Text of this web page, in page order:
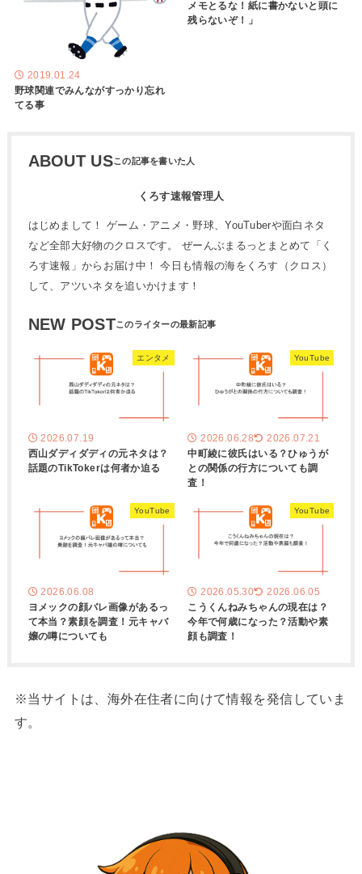
2019.01.24
野球関連でみんながすっかり忘れ
てる事
メモとるな！紙に書かないと頭に
残らないぞ！」
ABOUT US
くろす速報管理人
はじめまして！ ゲーム・アニメ・野球、YouTuberや面白ネタ
など全部大好物のクロスです。 ぜーんぶまるっとまとめて「く
ろす速報」からお届け中！ 今日も情報の海をくろす（クロス）
して、アツいネタを追いかけます！
NEW POST
エンタメ
2026.07.19
西山ダディダディの元ネタは？
話題のTikTokerは何者か迫る
YouTube
2026.06.28 2026.07.21
中町綾に彼氏はいる？ひゅうが
との関係の行方についても調
査！
YouTube
2026.06.08
ヨメックの顔バレ画像があるっ
て本当？素顔を調査！元キャバ
嬢の噂についても
YouTube
2026.05.30 2026.06.05
こうくんねみちゃんの現在は？
今年で何歳になった？活動や素
顔も調査！
※当サイトは、海外在住者に向けて情報を発信していま
す。